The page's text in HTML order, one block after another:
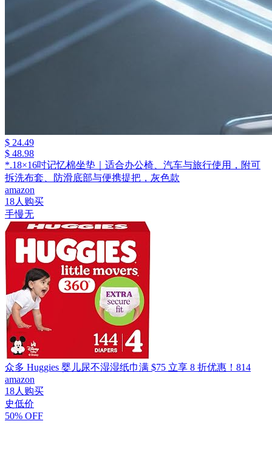
$ 24.49
$ 48.98
*.18×16吋记忆棉坐垫｜适合办公椅、汽车与旅行使用，附可
拆洗布套、防滑底部与便携提把，灰色款
amazon
18人购买
手慢无
众多 Huggies 婴儿尿不湿湿纸巾满 $75 立享 8 折优惠！814
amazon
18人购买
史低价
50% OFF